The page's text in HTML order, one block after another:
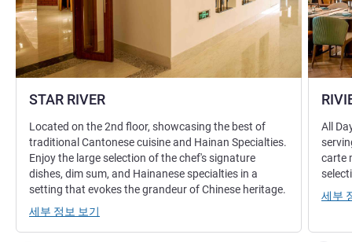
STAR RIVER
Located on the 2nd floor, showcasing the best of
traditional Cantonese cuisine and Hainan Specialties.
Enjoy the large selection of the chef's signature
dishes, dim sum, and Hainanese specialties in a
setting that evokes the grandeur of Chinese heritage.
세부 정보 보기
All
carte
세부